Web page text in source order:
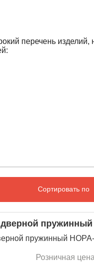
перечень
Сортировать по
пружинный
Розничная цена